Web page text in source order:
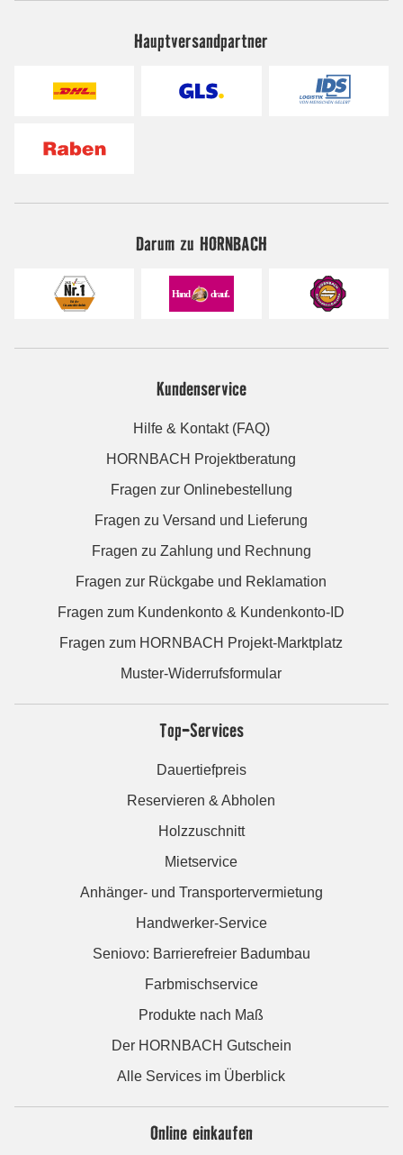
Hauptversandpartner
Darum zu HORNBACH
Kundenservice
Hilfe & Kontakt (FAQ)
HORNBACH Projektberatung
Fragen zur Onlinebestellung
Fragen zu Versand und Lieferung
Fragen zu Zahlung und Rechnung
Fragen zur Rückgabe und Reklamation
Fragen zum Kundenkonto & Kundenkonto-ID
Fragen zum HORNBACH Projekt-Marktplatz
Muster-Widerrufsformular
Top-Services
Dauertiefpreis
Reservieren & Abholen
Holzzuschnitt
Mietservice
Anhänger- und Transportervermietung
Handwerker-Service
Seniovo: Barrierefreier Badumbau
Farbmischservice
Produkte nach Maß
Der HORNBACH Gutschein
Alle Services im Überblick
Online einkaufen